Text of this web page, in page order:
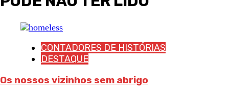
CONTADORES DE HISTÓRIAS
DESTAQUE
Os nossos vizinhos sem abrigo